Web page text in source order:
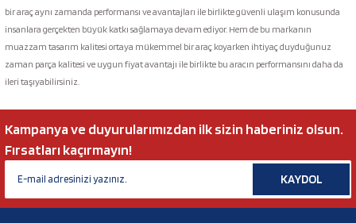
bir araç aynı zamanda performansı ve avantajları ile birlikte güvenli ulaşım konusunda
insanlara gerçekten büyük katkı sağlamaya devam ediyor. Hem de bu markanın
muazzam tasarım kalitesi ortaya mükemmel bir araç koyarken ihtiyaç duyduğunuz
zaman parça kalitesi ve uygun fiyat avantajı ile birlikte bu aracın performansını daha da
ileri taşıyabilirsiniz.
Kampanya ve duyurularımızdan ilk sizin haberiniz olsun.
Fırsatları kaçırmayın!
KAYDOL